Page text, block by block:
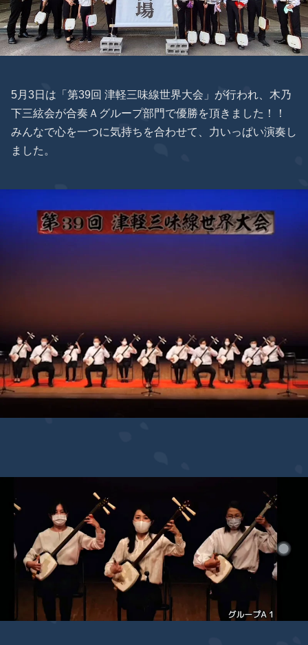
5月3日は「第39回 津軽三味線世界大会」が行われ、木乃
下三絃会が合奏Ａグループ部門で優勝を頂きました！！
みんなで心を一つに気持ちを合わせて、力いっぱい演奏し
ました。